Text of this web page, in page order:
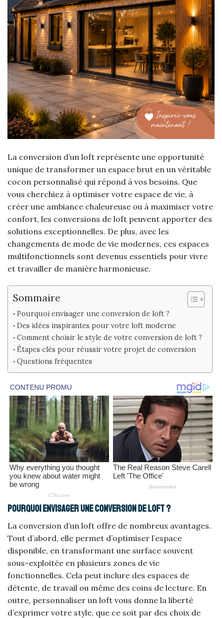
La conversion d’un loft représente une opportunité
unique de transformer un espace brut en un véritable
cocon personnalisé qui répond à vos besoins. Que
vous cherchiez à optimiser votre espace de vie, à
créer une ambiance chaleureuse ou à maximiser votre
confort, les conversions de loft peuvent apporter des
solutions exceptionnelles. De plus, avec les
changements de mode de vie modernes, ces espaces
multifonctionnels sont devenus essentiels pour vivre
et travailler de manière harmonieuse.
Sommaire
Pourquoi envisager une conversion de loft ?
Des idées inspirantes pour votre loft moderne
Comment choisir le style de votre conversion de loft ?
Étapes clés pour réussir votre projet de conversion
Questions fréquentes
Pourquoi envisager une conversion de loft ?
La conversion d’un loft offre de nombreux avantages.
Tout d’abord, elle permet d’optimiser l’espace
disponible, en transformant une surface souvent
sous-exploitée en plusieurs zones de vie
fonctionnelles. Cela peut inclure des espaces de
détente, de travail ou même des coins de lecture. En
outre, personnaliser un loft vous donne la liberté
d’exprimer votre style, que ce soit par des choix de